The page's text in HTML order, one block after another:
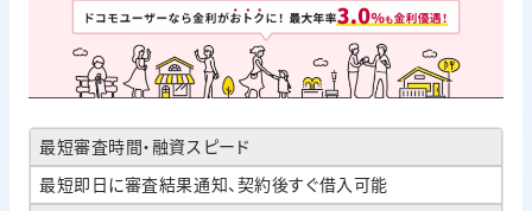
最短審査時間・融資スピード
最短即日に審査結果通知、契約後すぐ借入可能